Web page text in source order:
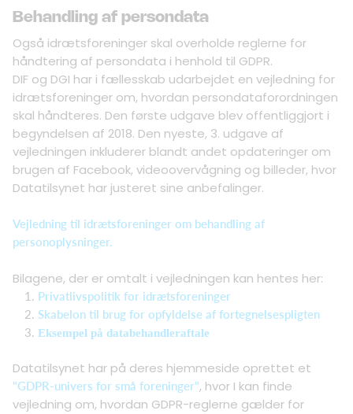
Behandling af persondata
Også idrætsforeninger skal overholde reglerne for
håndtering af persondata i henhold til GDPR.
DIF og DGI har i fællesskab udarbejdet en vejledning for
idrætsforeninger om, hvordan persondataforordningen
skal håndteres. Den første udgave blev offentliggjort i
begyndelsen af 2018. Den nyeste, 3. udgave af
vejledningen inkluderer blandt andet opdateringer om
brugen af Facebook, videoovervågning og billeder, hvor
Datatilsynet har justeret sine anbefalinger.
Vejledning til idrætsforeninger om behandling af
personoplysninger.
Bilagene, der er omtalt i vejledningen kan hentes her:
Privatlivspolitik for idrætsforeninger
Skabelon til brug for opfyldelse af fortegnelsespligten
Eksempel på databehandleraftale
Datatilsynet har på deres hjemmeside oprettet et
"GDPR-univers for små foreninger", hvor I kan finde
vejledning om, hvordan GDPR-reglerne gælder for